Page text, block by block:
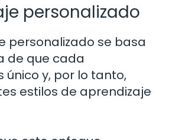
personalizado
personalizado se basa
de que cada
único y, por lo tanto,
estilos de aprendizaje